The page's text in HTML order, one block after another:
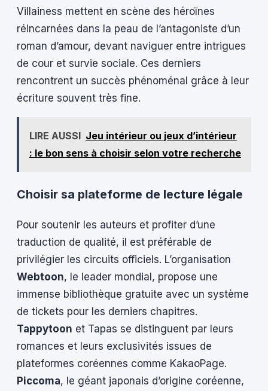
Villainess mettent en scène des héroïnes
réincarnées dans la peau de l’antagoniste d’un
roman d’amour, devant naviguer entre intrigues
de cour et survie sociale. Ces derniers
rencontrent un succès phénoménal grâce à leur
écriture souvent très fine.
LIRE AUSSI Jeu intérieur ou jeux d’intérieur
: le bon sens à choisir selon votre recherche
Choisir sa plateforme de lecture légale
Pour soutenir les auteurs et profiter d’une
traduction de qualité, il est préférable de
privilégier les circuits officiels. L’organisation
Webtoon, le leader mondial, propose une
immense bibliothèque gratuite avec un système
de tickets pour les derniers chapitres.
Tappytoon et Tapas se distinguent par leurs
romances et leurs exclusivités issues de
plateformes coréennes comme KakaoPage.
Piccoma, le géant japonais d’origine coréenne,